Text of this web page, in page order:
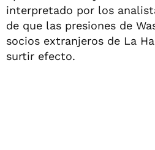
interpretado por los
de que las presiones de
socios extranjeros de La
surtir efecto.